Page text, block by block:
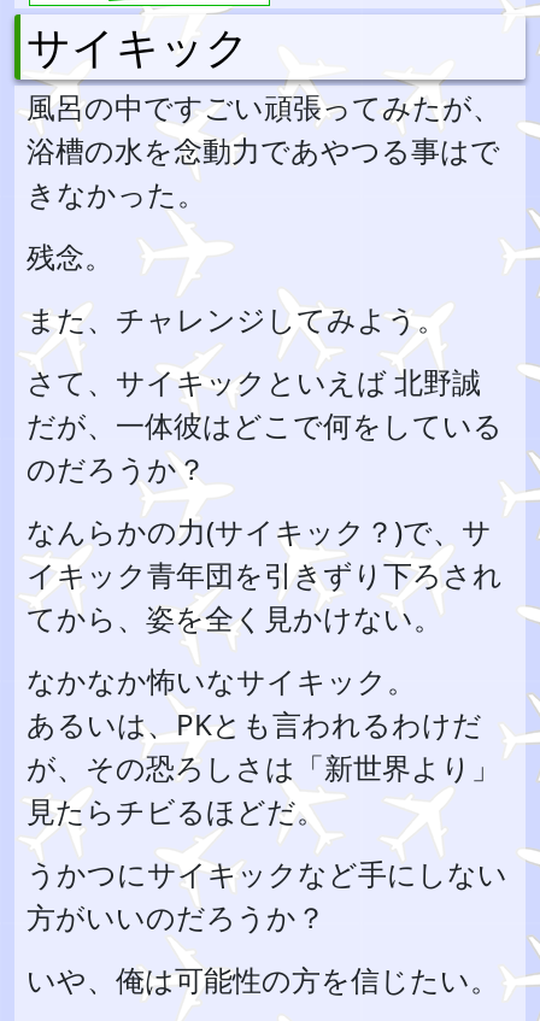
サイキック
風呂の中ですごい頑張ってみたが、
浴槽の水を念動力であやつる事はで
きなかった。
残念。
また、チャレンジしてみよう。
さて、サイキックといえば 北野誠
だが、一体彼はどこで何をしている
のだろうか？
なんらかの力(サイキック？)で、サ
イキック青年団を引きずり下ろされ
てから、姿を全く見かけない。
なかなか怖いなサイキック。
あるいは、PKとも言われるわけだ
が、その恐ろしさは「新世界より」
見たらチビるほどだ。
うかつにサイキックなど手にしない
方がいいのだろうか？
いや、俺は可能性の方を信じたい。